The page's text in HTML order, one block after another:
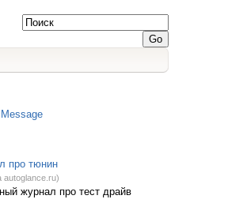
про тюнин
autoglance.ru)
журнал про тест драйв